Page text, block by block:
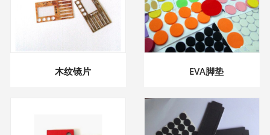
木纹镜片 EVA脚垫